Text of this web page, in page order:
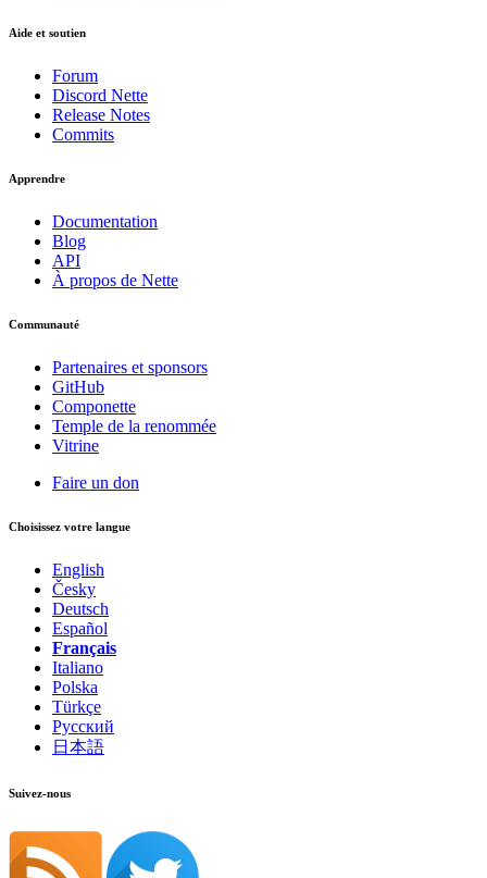
Aide et soutien
Forum
Discord Nette
Release Notes
Commits
Apprendre
Documentation
Blog
API
À propos de Nette
Communauté
Partenaires et sponsors
GitHub
Componette
Temple de la renommée
Vitrine
Faire un don
Choisissez votre langue
English
Česky
Deutsch
Español
Français
Italiano
Polska
Türkçe
Русский
日本語
Suivez-nous